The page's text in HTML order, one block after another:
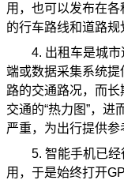
用，也可以发布在
的行车路线和道路规
4. 出租车是城
端或数据采集系统
路的交通路况，而
交通的“热力图”，
严重，为出行提供参
5. 智能手机已
用，于是始终打开